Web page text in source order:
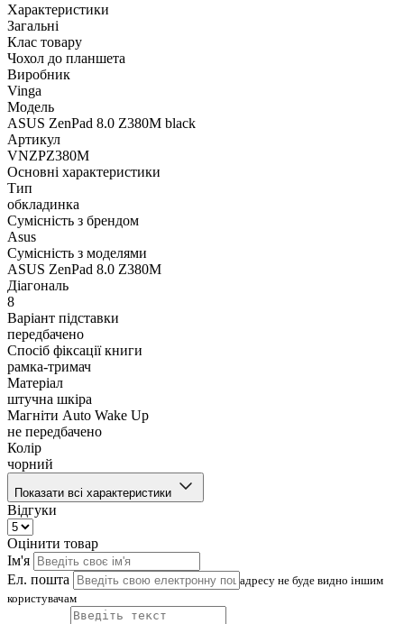
Характеристики
Загальні
Клас товару
Чохол до планшета
Виробник
Vinga
Модель
ASUS ZenPad 8.0 Z380M black
Артикул
VNZPZ380M
Основні характеристики
Тип
обкладинка
Сумісність з брендом
Asus
Сумісність з моделями
ASUS ZenPad 8.0 Z380M
Діагональ
8
Варіант підставки
передбачено
Спосіб фіксації книги
рамка-тримач
Матеріал
штучна шкіра
Магніти Auto Wake Up
не передбачено
Колір
чорний
Показати всі характеристики
Відгуки
Оцінити товар
Ім'я
Ел. пошта
адресу не буде видно іншим
користувачам